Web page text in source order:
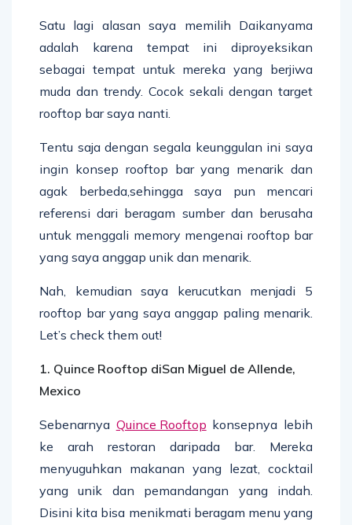
Satu lagi alasan saya memilih Daikanyama
adalah karena tempat ini diproyeksikan
sebagai tempat untuk mereka yang berjiwa
muda dan trendy. Cocok sekali dengan target
rooftop bar saya nanti.
Tentu saja dengan segala keunggulan ini saya
ingin konsep rooftop bar yang menarik dan
agak berbeda,sehingga saya pun mencari
referensi dari beragam sumber dan berusaha
untuk menggali memory mengenai rooftop bar
yang saya anggap unik dan menarik.
Nah, kemudian saya kerucutkan menjadi 5
rooftop bar yang saya anggap paling menarik.
Let’s check them out!
1. Quince Rooftop diSan Miguel de Allende,
Mexico
Sebenarnya Quince Rooftop konsepnya lebih
ke arah restoran daripada bar. Mereka
menyuguhkan makanan yang lezat, cocktail
yang unik dan pemandangan yang indah.
Disini kita bisa menikmati beragam menu yang